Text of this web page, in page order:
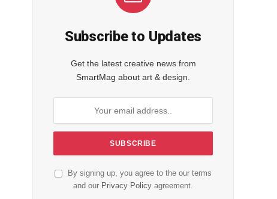
Subscribe to Updates
Get the latest creative news from
SmartMag about art & design.
By signing up, you agree to the our terms
and our Privacy Policy agreement.